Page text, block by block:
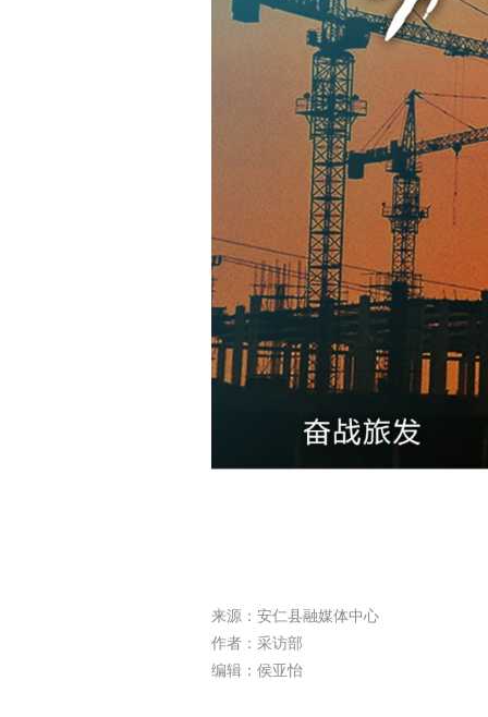
来源：安仁县融媒体中心
作者：采访部
编辑：侯亚怡